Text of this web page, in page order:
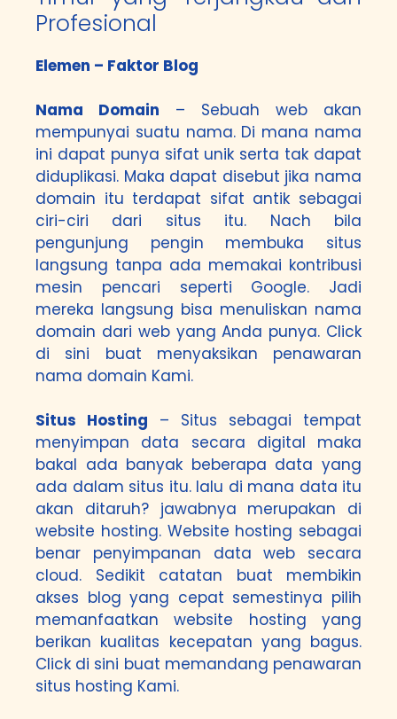
Profesional
Elemen – Faktor Blog
Nama Domain – Sebuah web akan
mempunyai suatu nama. Di mana nama
ini dapat punya sifat unik serta tak dapat
diduplikasi. Maka dapat disebut jika nama
domain itu terdapat sifat antik sebagai
ciri-ciri dari situs itu. Nach bila
pengunjung pengin membuka situs
langsung tanpa ada memakai kontribusi
mesin pencari seperti Google. Jadi
mereka langsung bisa menuliskan nama
domain dari web yang Anda punya. Click
di sini buat menyaksikan penawaran
nama domain Kami.
Situs Hosting – Situs sebagai tempat
menyimpan data secara digital maka
bakal ada banyak beberapa data yang
ada dalam situs itu. lalu di mana data itu
akan ditaruh? jawabnya merupakan di
website hosting. Website hosting sebagai
benar penyimpanan data web secara
cloud. Sedikit catatan buat membikin
akses blog yang cepat semestinya pilih
memanfaatkan website hosting yang
berikan kualitas kecepatan yang bagus.
Click di sini buat memandang penawaran
situs hosting Kami.